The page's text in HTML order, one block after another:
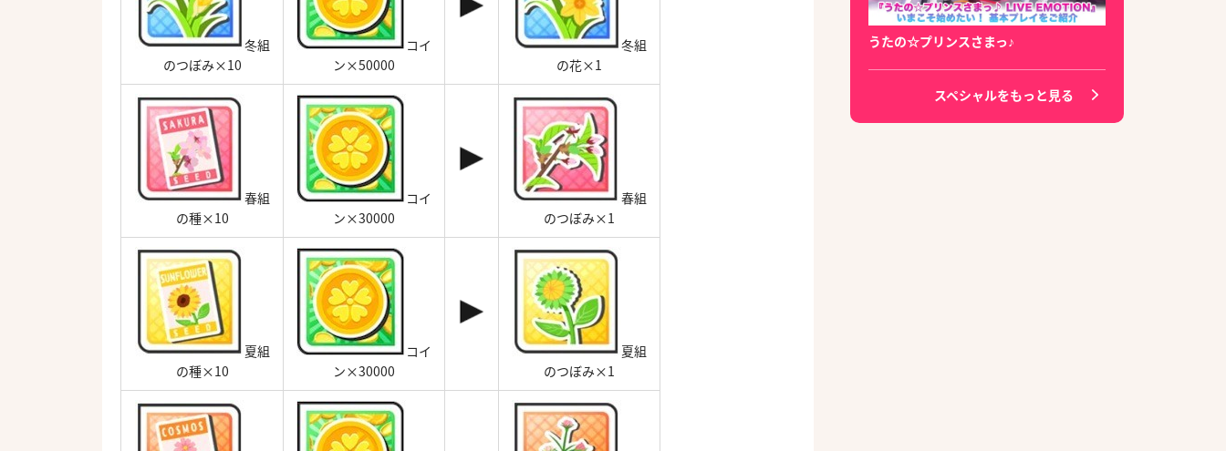
冬組
のつぼみ×10
コイ
ン×50000
冬組
の花×1
春組
の種×10
コイ
ン×30000
春組
のつぼみ×1
夏組
の種×10
コイ
ン×30000
夏組
のつぼみ×1
うたの☆プリンスさまっ♪
スペシャルをもっと見る